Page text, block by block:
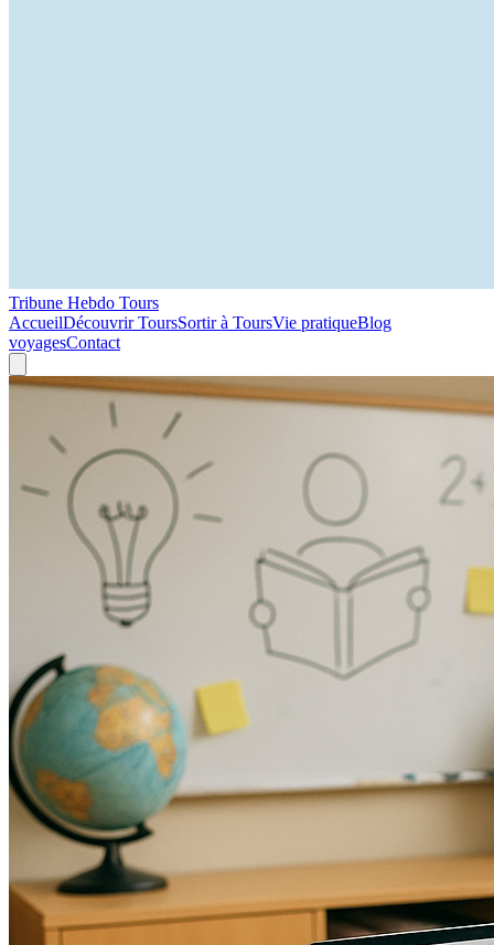
Tribune Hebdo Tours
AccueilDécouvrir ToursSortir à ToursVie pratiqueBlog
voyagesContact